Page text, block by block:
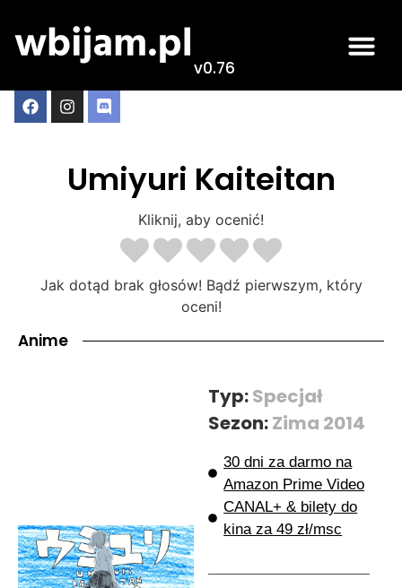
v0.76
Umiyuri Kaiteitan
Kliknij, aby ocenić!
Jak dotąd brak głosów! Bądź pierwszym, który
oceni!
Anime
Typ:Specjał
Sezon:Zima 2014
30 dni za darmo na
Amazon Prime Video
CANAL+ & bilety do
kina za 49 zł/msc